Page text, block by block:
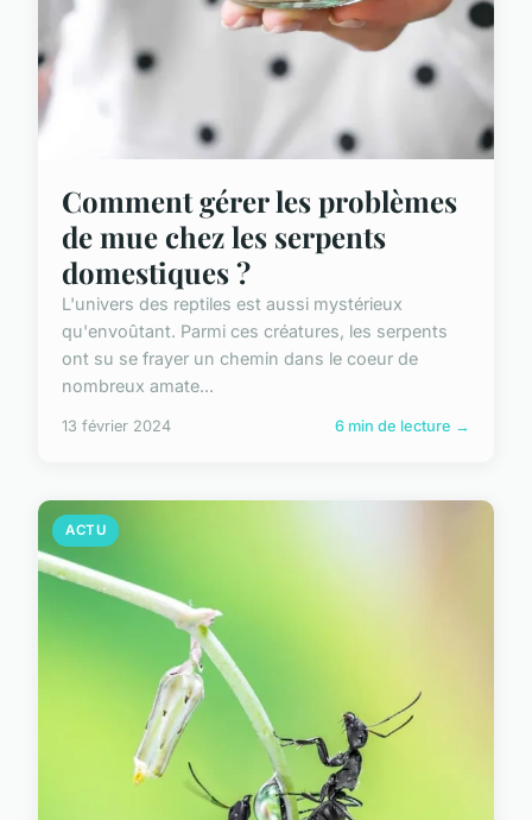
Comment gérer les problèmes
de mue chez les serpents
domestiques ?
L'univers des reptiles est aussi mystérieux
qu'envoûtant. Parmi ces créatures, les serpents
ont su se frayer un chemin dans le coeur de
nombreux amate...
13 février 2024 6 min de lecture →
ACTU